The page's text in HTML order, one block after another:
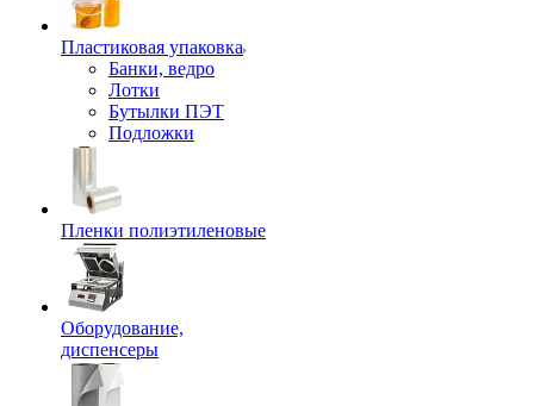
Пластиковая упаковка
Банки, ведро
Лотки
Бутылки ПЭТ
Подложки
Пленки полиэтиленовые
Оборудование,
диспенсеры